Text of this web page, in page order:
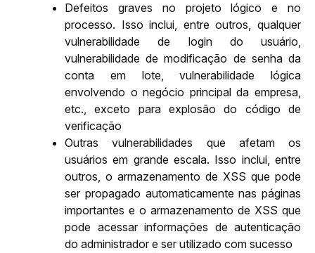
Defeitos graves no projeto lógico e no
processo. Isso inclui, entre outros, qualquer
vulnerabilidade de login do usuário,
vulnerabilidade de modificação de senha da
conta em lote, vulnerabilidade lógica
envolvendo o negócio principal da empresa,
etc., exceto para explosão do código de
verificação
Outras vulnerabilidades que afetam os
usuários em grande escala. Isso inclui, entre
outros, o armazenamento de XSS que pode
ser propagado automaticamente nas páginas
importantes e o armazenamento de XSS que
pode acessar informações de autenticação
do administrador e ser utilizado com sucesso